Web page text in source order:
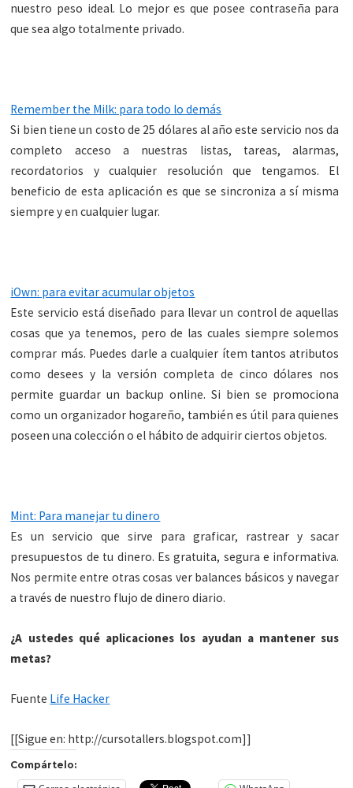
nuestro peso ideal. Lo mejor es que posee contraseña para
que sea algo totalmente privado.
Remember the Milk: para todo lo demás
Si bien tiene un costo de 25 dólares al año este servicio nos da
completo acceso a nuestras listas, tareas, alarmas,
recordatorios y cualquier resolución que tengamos. El
beneficio de esta aplicación es que se sincroniza a sí misma
siempre y en cualquier lugar.
iOwn: para evitar acumular objetos
Este servicio está diseñado para llevar un control de aquellas
cosas que ya tenemos, pero de las cuales siempre solemos
comprar más. Puedes darle a cualquier ítem tantos atributos
como desees y la versión completa de cinco dólares nos
permite guardar un backup online. Si bien se promociona
como un organizador hogareño, también es útil para quienes
poseen una colección o el hábito de adquirir ciertos objetos.
Mint: Para manejar tu dinero
Es un servicio que sirve para graficar, rastrear y sacar
presupuestos de tu dinero. Es gratuita, segura e informativa.
Nos permite entre otras cosas ver balances básicos y navegar
a través de nuestro flujo de dinero diario.
¿A ustedes qué aplicaciones los ayudan a mantener sus
metas?
Fuente Life Hacker
[[Sigue en: http://cursotallers.blogspot.com]]
Compártelo: